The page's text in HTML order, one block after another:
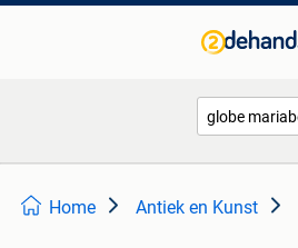
Home Antiek en Kunst